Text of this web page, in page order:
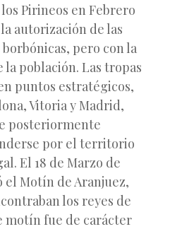
Pirineos en Febrero
autorización de las
pero con la
la población. Las tropas
puntos estratégicos,
Vitoria y Madrid,
posteriormente
por el territorio
El 18 de Marzo de
el Motín de Aranjuez,
los reyes de
motín fue de carácter